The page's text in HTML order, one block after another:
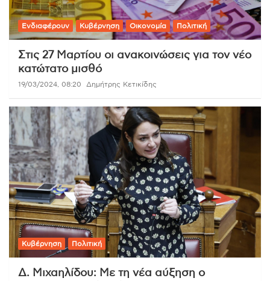
Ενδιαφέρουν Κυβέρνηση Οικονομία Πολιτική
Στις 27 Μαρτίου οι ανακοινώσεις για τον νέο
κατώτατο μισθό
19/03/2024, 08:20 Δημήτρης Κετικίδης
Κυβέρνηση Πολιτική
Δ. Μιχαηλίδου: Με τη νέα αύξηση ο